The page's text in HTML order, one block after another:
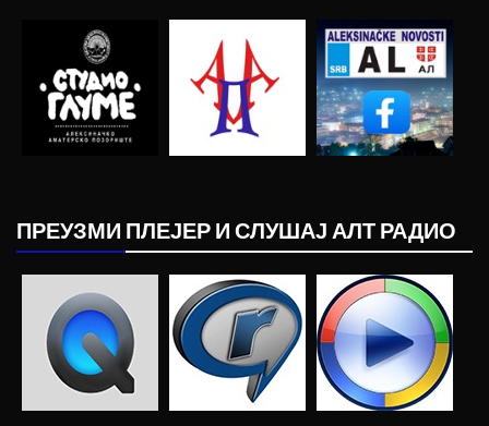
ПРЕУЗМИ ПЛЕЈЕР И СЛУШАЈ АЛТ РАДИО